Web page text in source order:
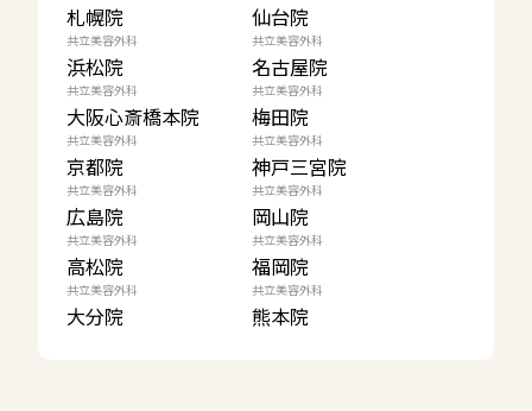
札幌院 仙台院
共立美容外科
浜松院
共立美容外科
名古屋院
共立美容外科
大阪心斎橋本院
共立美容外科
梅田院
共立美容外科
京都院
共立美容外科
神戸三宮院
共立美容外科
広島院
共立美容外科
岡山院
共立美容外科
高松院
共立美容外科
福岡院
共立美容外科
大分院
共立美容外科
熊本院